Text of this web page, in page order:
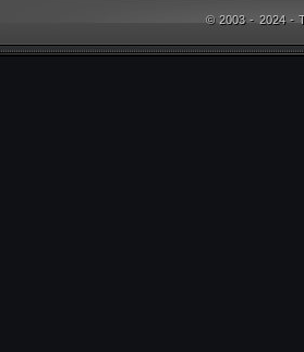
© 2003 - 2024 -